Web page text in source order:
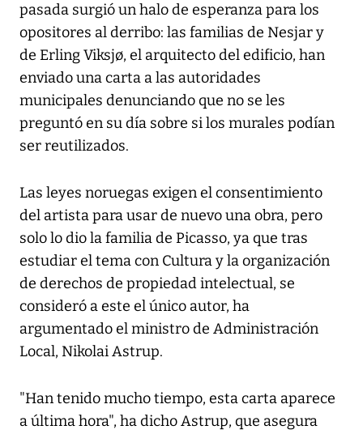
pasada surgió un halo de esperanza para los
opositores al derribo: las familias de Nesjar y
de Erling Viksjø, el arquitecto del edificio, han
enviado una carta a las autoridades
municipales denunciando que no se les
preguntó en su día sobre si los murales podían
ser reutilizados.
Las leyes noruegas exigen el consentimiento
del artista para usar de nuevo una obra, pero
solo lo dio la familia de Picasso, ya que tras
estudiar el tema con Cultura y la organización
de derechos de propiedad intelectual, se
consideró a este el único autor, ha
argumentado el ministro de Administración
Local, Nikolai Astrup.
"Han tenido mucho tiempo, esta carta aparece
a última hora", ha dicho Astrup, que asegura